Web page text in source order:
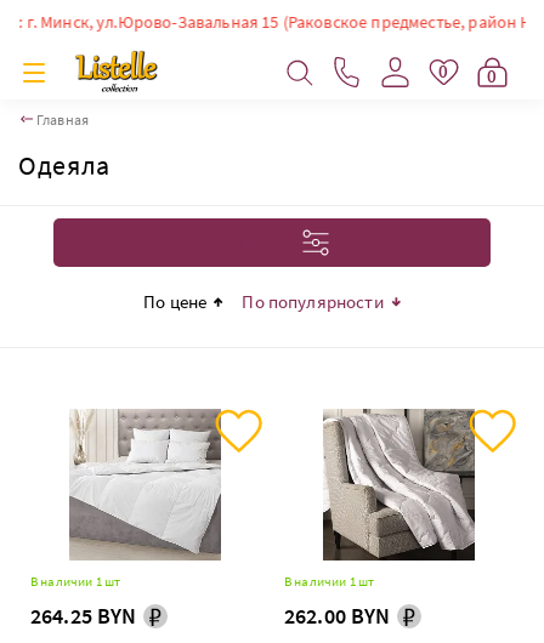
Минск, ул.Юрово-Завальная 15 (Раковское предместье, район
0 0
Главная
Одеяла
По цене По популярности
В наличии 1 шт
264.25 BYN
В наличии 1 шт
262.00 BYN